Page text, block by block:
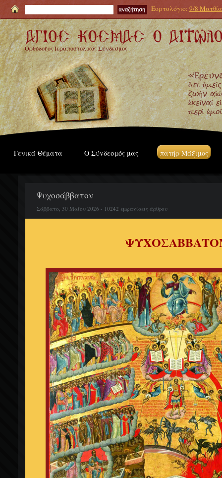
Εορτολόγιο: 9/8
Ορθόδοξος Ιεραποστολικός Σύνδεσμος
Γενικά Θέματα Ο Σύνδεσμός μας πατήρ Μάξιμος
Ψυχοσάββατον
Σάββατο, 30 Μαΐου 2026 - 10242 εμφανίσεις άρθρου